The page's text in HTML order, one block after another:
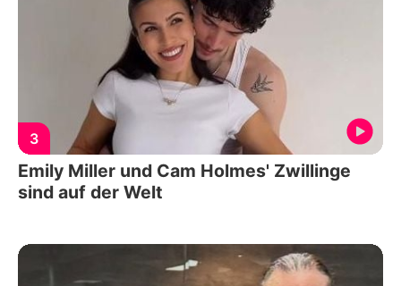
3
Emily Miller und Cam Holmes' Zwillinge
sind auf der Welt